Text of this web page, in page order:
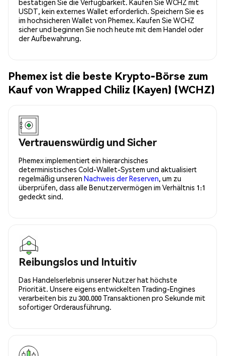
bestätigen Sie die Verfügbarkeit. Kaufen Sie WCHZ mit
USDT, kein externes Wallet erforderlich. Speichern Sie es
im hochsicheren Wallet von Phemex. Kaufen Sie WCHZ
sicher und beginnen Sie noch heute mit dem Handel oder
der Aufbewahrung.
Phemex ist die beste Krypto-Börse zum
Kauf von Wrapped Chiliz (Kayen) (WCHZ)
Vertrauenswürdig und Sicher
Phemex implementiert ein hierarchisches
deterministisches Cold-Wallet-System und aktualisiert
regelmäßig unseren Nachweis der Reserven, um zu
überprüfen, dass alle Benutzervermögen im Verhältnis 1:1
gedeckt sind.
Reibungslos und Intuitiv
Das Handelserlebnis unserer Nutzer hat höchste
Priorität. Unsere eigens entwickelten Trading-Engines
verarbeiten bis zu 300.000 Transaktionen pro Sekunde mit
sofortiger Orderausführung.